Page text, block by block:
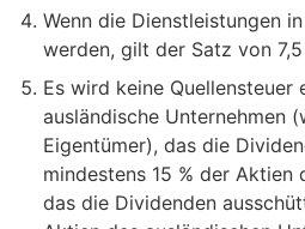
Wenn die Dienstleistungen
werden, gilt der Satz von 7,5
Es wird keine Quellensteuer
ausländische Unternehmen
Eigentümer), das die
mindestens 15 % der Aktien
das die Dividenden